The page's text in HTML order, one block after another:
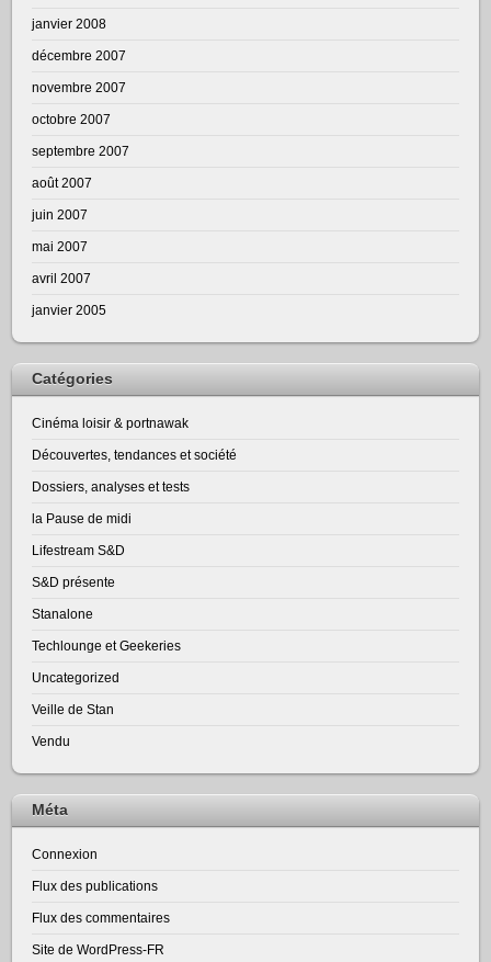
janvier 2008
décembre 2007
novembre 2007
octobre 2007
septembre 2007
août 2007
juin 2007
mai 2007
avril 2007
janvier 2005
Catégories
Cinéma loisir & portnawak
Découvertes, tendances et société
Dossiers, analyses et tests
la Pause de midi
Lifestream S&D
S&D présente
Stanalone
Techlounge et Geekeries
Uncategorized
Veille de Stan
Vendu
Méta
Connexion
Flux des publications
Flux des commentaires
Site de WordPress-FR